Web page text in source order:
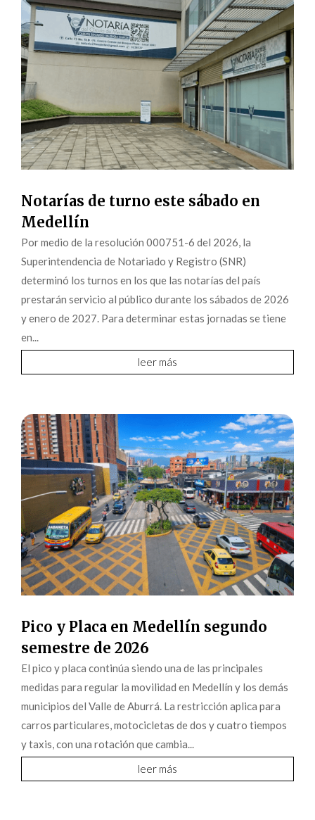
Notarías de turno este sábado en
Medellín
Por medio de la resolución 000751-6 del 2026, la
Superintendencia de Notariado y Registro (SNR)
determinó los turnos en los que las notarías del país
prestarán servicio al público durante los sábados de 2026
y enero de 2027. Para determinar estas jornadas se tiene
en...
leer más
Pico y Placa en Medellín segundo
semestre de 2026
El pico y placa continúa siendo una de las principales
medidas para regular la movilidad en Medellín y los demás
municipios del Valle de Aburrá. La restricción aplica para
carros particulares, motocicletas de dos y cuatro tiempos
y taxis, con una rotación que cambia...
leer más